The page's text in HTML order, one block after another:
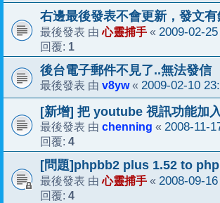
右邊最後發表不會更新，發文
最後發表 由心靈捕手 « 2009-02-
回覆: 1
後台電子郵件不見了..無法發信
最後發表 由 v8yw« 2009-02-10
[新增] 把 youtube 視訊功能加
最後發表 由 chenning « 2008-11-
回覆: 4
[問題]phpbb2 plus 1.52 to
最後發表 由心靈捕手 « 2008-09-
回覆: 4